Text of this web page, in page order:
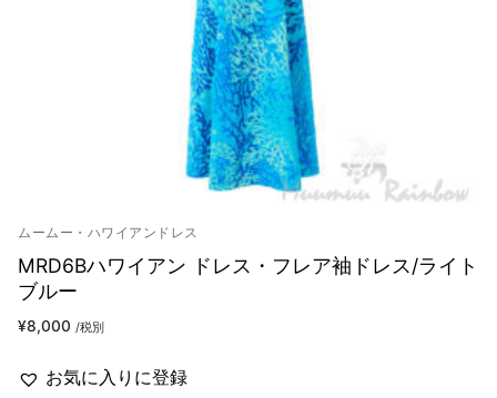
ムームー・ハワイアンドレス
MRD6Bハワイアン ドレス・フレア袖ドレス/ライト
ブルー
¥8,000 /税別
お気に入りに登録